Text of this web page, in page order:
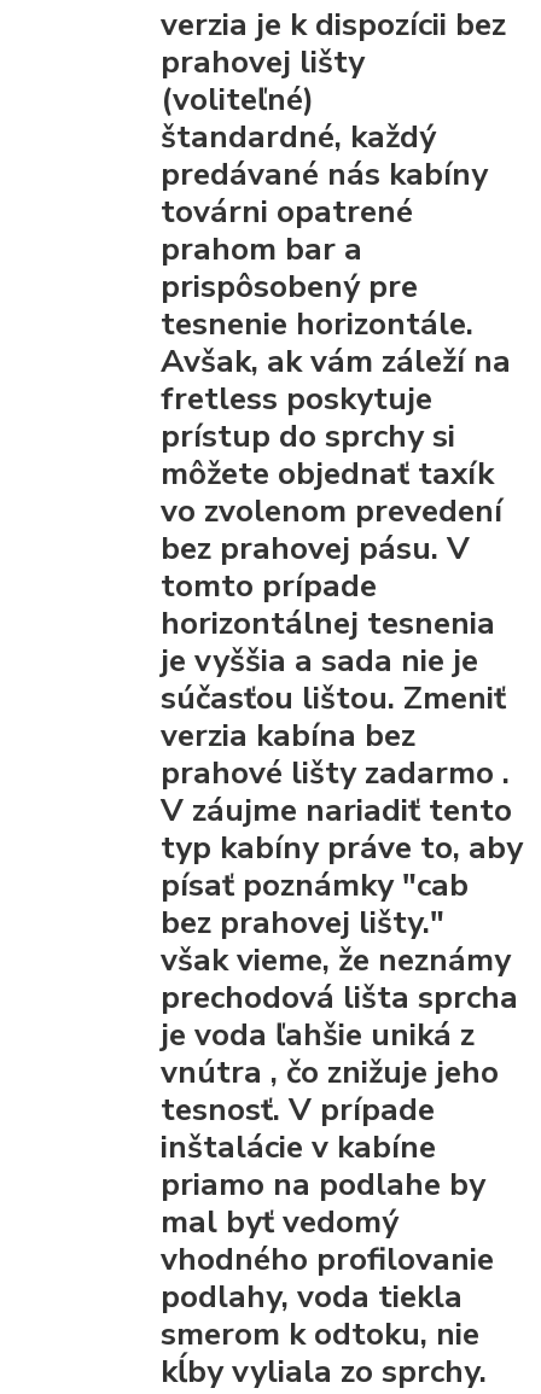
verzia je k dispozícii bez
prahovej lišty
(voliteľné)
štandardné, každý
predávané nás kabíny
továrni opatrené
prahom bar a
prispôsobený pre
tesnenie horizontále.
Avšak, ak vám záleží na
fretless poskytuje
prístup do sprchysi
môžete objednať taxík
vo zvolenom prevedení
bez prahovej pásu.V
tomto prípade
horizontálnej tesnenia
je vyššia a sada nie je
súčasťou lištou. Zmeniť
verzia kabína bez
prahové lištyzadarmo .
V záujme nariadiť tento
typ kabíny práve to, aby
písať poznámky "cab
bez prahovej lišty."
však vieme, že neznámy
prechodová lištasprcha
je voda ľahšie uniká z
vnútra , čo znižuje jeho
tesnosť. V prípade
inštalácie v kabíne
priamo na podlahe by
mal byť vedomý
vhodného profilovanie
podlahy, voda tiekla
smerom k odtoku, nie
kĺby vyliala zo sprchy.